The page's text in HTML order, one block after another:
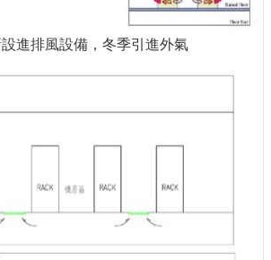
進排風設備，冬季引進外氣